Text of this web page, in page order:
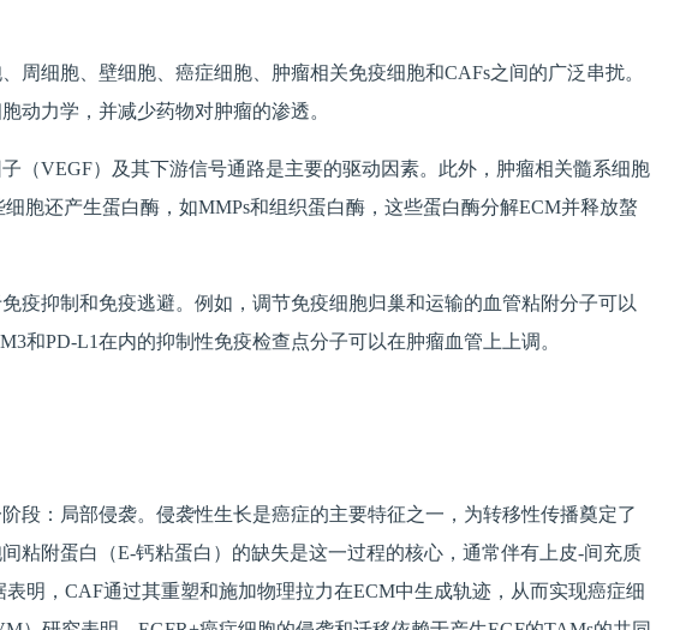
细胞、壁细胞、癌症细胞、肿瘤相关免疫细胞和CAFs之间的广泛串扰。
动力学，并减少药物对肿瘤的渗透。
（VEGF）及其下游信号通路是主要的驱动因素。此外，肿瘤相关髓系细胞
胞还产生蛋白酶，如MMPs和组织蛋白酶，这些蛋白酶分解ECM并释放螯
疫抑制和免疫逃避。例如，调节免疫细胞归巢和运输的血管粘附分子可以
和PD-L1在内的抑制性免疫检查点分子可以在肿瘤血管上上调。
段：局部侵袭。侵袭性生长是癌症的主要特征之一，为转移性传播奠定了
粘附蛋白（E-钙粘蛋白）的缺失是这一过程的核心，通常伴有上皮-间充质
明，CAF通过其重塑和施加物理拉力在ECM中生成轨迹，从而实现癌症细